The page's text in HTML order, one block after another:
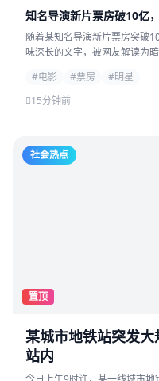
知名导演新片票房破10亿
随着某知名导演新片票房突破
味深长的文字，被网友解读为
#电影
#票房
#明星
15分钟前
社会热点
置顶
某城市地铁站突发
站内